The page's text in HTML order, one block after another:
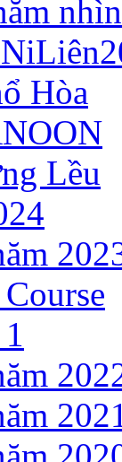
Hòa
Lều